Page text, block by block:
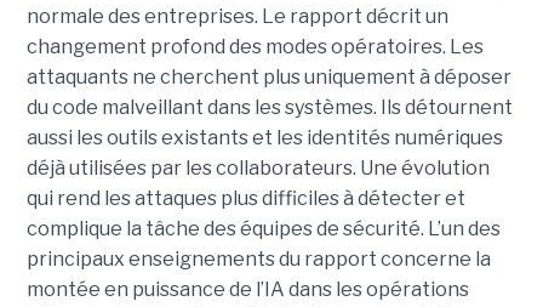
normale des entreprises. Le rapport décrit un
changement profond des modes opératoires. Les
attaquants ne cherchent plus uniquement à déposer
du code malveillant dans les systèmes. Ils détournent
aussi les outils existants et les identités numériques
déjà utilisées par les collaborateurs. Une évolution
qui rend les attaques plus difficiles à détecter et
complique la tâche des équipes de sécurité. L’un des
principaux enseignements du rapport concerne la
montée en puissance de l’IA dans les opérations